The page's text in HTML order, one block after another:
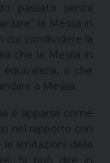
passato senza
la Messa in
cui condividere la
che la Messa in
o che
a Messa.
è apparsa come
nel rapporto con
le limitazioni della
Si può dire in